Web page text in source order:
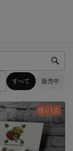
すべて 販売中
残り1点